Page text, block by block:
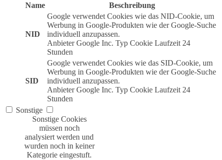
Name
Beschreibung
NID
Google verwendet Cookies wie das NID-Cookie, um
Werbung in Google-Produkten wie der Google-Suche
individuell anzupassen.
Anbieter Google Inc. Typ Cookie Laufzeit 24
Stunden
SID
Google verwendet Cookies wie das SID-Cookie, um
Werbung in Google-Produkten wie der Google-Suche
individuell anzupassen.
Anbieter Google Inc. Typ Cookie Laufzeit 24
Stunden
Sonstige
Sonstige Cookies
müssen noch
analysiert werden und
wurden noch in keiner
Kategorie eingestuft.